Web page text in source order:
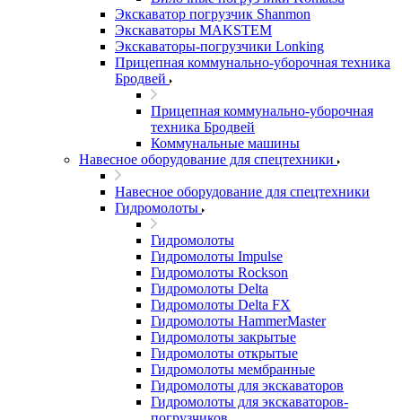
Экскаватор погрузчик Shanmon
Экскаваторы MAKSTEM
Экскаваторы-погрузчики Lonking
Прицепная коммунально-уборочная техника
Бродвей
Прицепная коммунально-уборочная
техника Бродвей
Коммунальные машины
Навесное оборудование для спецтехники
Навесное оборудование для спецтехники
Гидромолоты
Гидромолоты
Гидромолоты Impulse
Гидромолоты Rockson
Гидромолоты Delta
Гидромолоты Delta FX
Гидромолоты HammerMaster
Гидромолоты закрытые
Гидромолоты открытые
Гидромолоты мембранные
Гидромолоты для экскаваторов
Гидромолоты для экскаваторов-